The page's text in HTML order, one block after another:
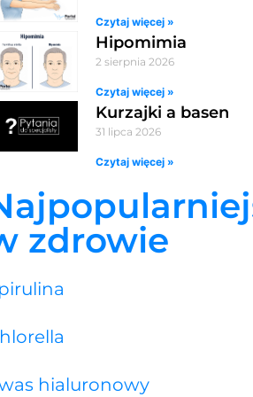
Czytaj więcej »
Hipomimia
2 sierpnia 2026
Czytaj więcej »
Kurzajki a basen
31 lipca 2026
Czytaj więcej »
zdrowie
hialuronowy